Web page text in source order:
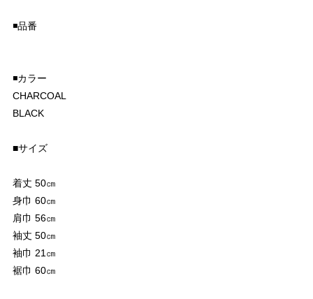
◾️品番
◾️カラー
CHARCOAL
BLACK
■サイズ
着丈 50㎝
身巾 60㎝
肩巾 56㎝
袖丈 50㎝
袖巾 21㎝
裾巾 60㎝